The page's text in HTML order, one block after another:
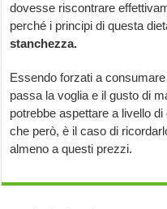
dovesse riscontrare
perché i principi di questa
stanchezza.
Essendo forzati a
passa la voglia e il gusto di
potrebbe aspettare a livello
che però, è il caso di
almeno a questi prezzi.